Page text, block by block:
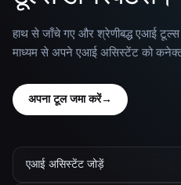
हाथ से जाँचे गए और श्रेणीबद्ध एआई
माध्यम से अपने एआई असिस्टेंट को
अपना टूल जमा करें→
एआई असिस्टेंट जोड़ें